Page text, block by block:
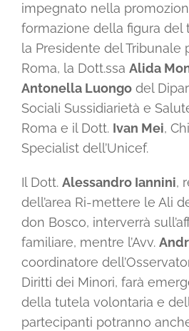
impegnato nella
formazione della figura del
la Presidente del Tribunale
Roma, la Dott.ssa Alida
Antonella Luongodel
Sociali Sussidiarietà e
Roma e il Dott. Ivan Mei,
Specialist dell’Unicef.
Il Dott. Alessandro Iannini,
dell’area Ri-mettere le Ali
don Bosco, interverrà
familiare, mentre l’Avv.
coordinatore
Diritti dei Minori, farà
della tutela volontaria e
partecipanti potranno